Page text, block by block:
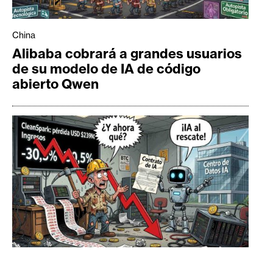
China
Alibaba cobrará a grandes usuarios
de su modelo de IA de código
abierto Qwen